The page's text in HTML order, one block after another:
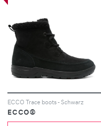
ECCO Trace boots - Schwarz
ECCO®